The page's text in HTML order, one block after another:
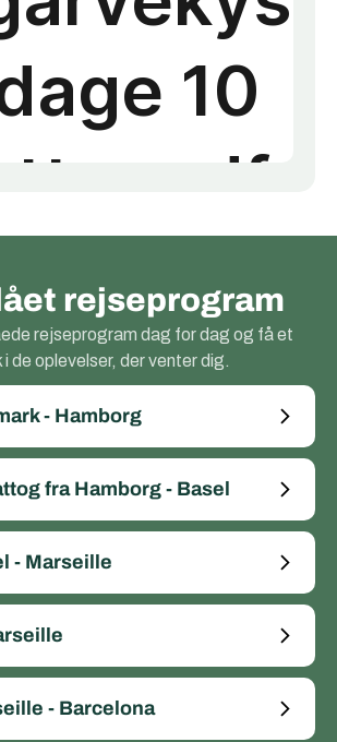
rejseprogram
rejseprogram dag for dag og få et
i de oplevelser, der venter dig.
- Hamborg
fra Hamborg - Basel
- Marseille
- Barcelona